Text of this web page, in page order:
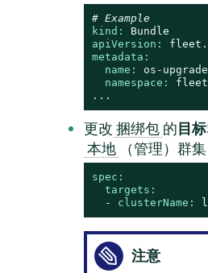
# Example
kind:
Bundle
apiVersion:
metadata:
name:
os-upgrade
namespace:
...
更改 捆绑包 的目标
本地 （管理）群集
spec:
targets:
-
clusterName:
注意